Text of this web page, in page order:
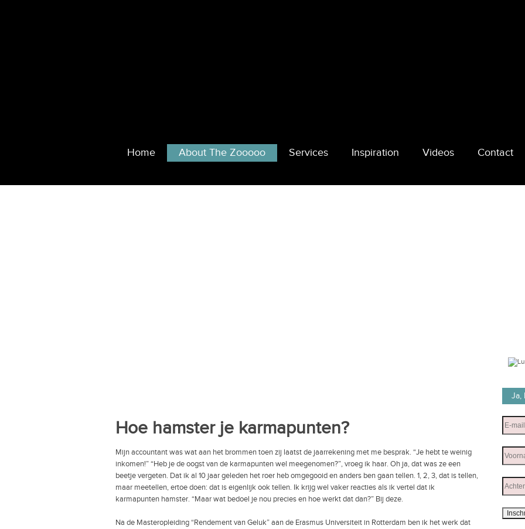
Home About The Zooooo Services Inspiration Videos Contact
Hoe hamster je karmapunten?
Mijn accountant was wat aan het brommen toen zij laatst de jaarrekening met me besprak. “Je hebt te weinig
inkomen!” “Heb je de oogst van de karmapunten wel meegenomen?”, vroeg ik haar. Oh ja, dat was ze een
beetje vergeten. Dat ik al 10 jaar geleden het roer heb omgegooid en anders ben gaan tellen. 1, 2, 3, dat is tellen,
maar meetellen, ertoe doen: dat is eigenlijk ook tellen. Ik krijg wel vaker reacties als ik vertel dat ik
karmapunten hamster. “Maar wat bedoel je nou precies en hoe werkt dat dan?” Bij deze.
Na de Masteropleiding “Rendement van Geluk” aan de Erasmus Universiteit in Rotterdam ben ik het werk dat
Ja,